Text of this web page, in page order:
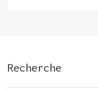
Recherche